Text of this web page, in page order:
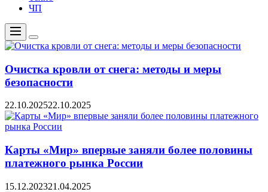
ЧП
Меню
Цвет
переключателя
Очистка кровли от снега: методы и меры
безопасности
22.10.202522.10.2025
Карты «Мир» впервые заняли более половины
платежного рынка России
15.12.202321.04.2025